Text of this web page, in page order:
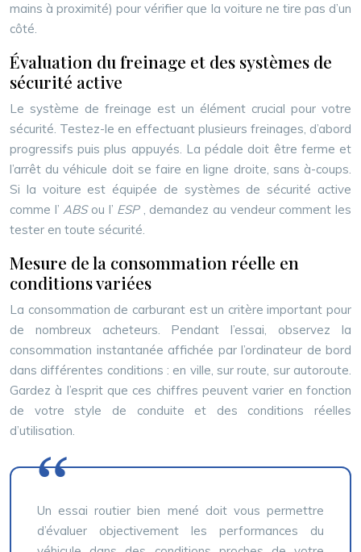
mains à proximité) pour vérifier que la voiture ne tire pas d’un
côté.
Évaluation du freinage et des systèmes de
sécurité active
Le système de freinage est un élément crucial pour votre
sécurité. Testez-le en effectuant plusieurs freinages, d’abord
progressifs puis plus appuyés. La pédale doit être ferme et
l’arrêt du véhicule doit se faire en ligne droite, sans à-coups.
Si la voiture est équipée de systèmes de sécurité active
comme l’ABS ou l’ ESP , demandez au vendeur comment les
tester en toute sécurité.
Mesure de la consommation réelle en
conditions variées
La consommation de carburant est un critère important pour
de nombreux acheteurs. Pendant l’essai, observez la
consommation instantanée affichée par l’ordinateur de bord
dans différentes conditions : en ville, sur route, sur autoroute.
Gardez à l’esprit que ces chiffres peuvent varier en fonction
de votre style de conduite et des conditions réelles
d’utilisation.
Un essai routier bien mené doit vous permettre
d’évaluer objectivement les performances du